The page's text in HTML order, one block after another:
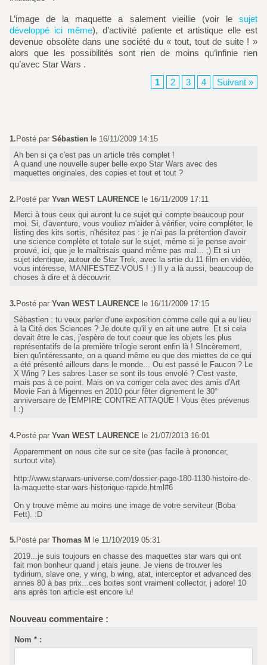
L’image de la maquette a salement vieillie (voir le sujet
développé ici même), d’activité patiente et artistique elle est
devenue obsolète dans une société du « tout, tout de suite ! »
alors que les possibilités sont rien de moins qu’infinie rien
qu’avec Star Wars .
1
2 3 4 Suivant »
1. Posté par Sébastien le 16/11/2009 14:15
Ah ben si ça c'est pas un article très complet !
A quand une nouvelle super belle expo Star Wars avec des
maquettes originales, des copies et tout et tout ?
2.Posté par Yvan WEST LAURENCE le 16/11/2009 17:11
Merci à tous ceux qui auront lu ce sujet qui compte beaucoup pour
moi. Si, d'aventure, vous vouliez m'aider à vérifier, voire compléter, le
listing des kits sortis, n'hésitez pas : je n'ai pas la prétention d'avoir
une science complète et totale sur le sujet, même si je pense avoir
prouvé, ici, que je le maîtrisais quand même pas mal... ;) Et si un
sujet identique, autour de Star Trek, avec la srtie du 11 film en vidéo,
vous intéresse, MANIFESTEZ-VOUS ! :) Il y a là aussi, beaucoup de
choses à dire et à découvrir.
3. Posté par Yvan WEST LAURENCE le 16/11/2009 17:15
Sébastien : tu veux parler d'une exposition comme celle qui a eu lieu
à la Cité des Sciences ? Je doute qu'il y en ait une autre. Et si cela
devait être le cas, j'espère de tout coeur que les objets les plus
représentatifs de la première trilogie seront enfin là ! SIncèrement,
bien qu'intéressante, on a quand même eu que des miettes de ce qui
a été présenté ailleurs dans le monde... Ou est passé le Faucon ? Le
X Wing ? Les sabres Laser se sont ils tous envolé ? C'est vaste,
mais pas à ce point. Mais on va corriger cela avec des amis d'Art
Movie Fan à Migennes en 2010 pour fêter dignement le 30°
anniversaire de l'EMPIRE CONTRE ATTAQUE ! Vous êtes prévenus
! :)
4.Posté par Yvan WEST LAURENCE le 21/07/2013 16:01
Apparemment on nous cite sur ce site (pas facile à prononcer,
surtout vite).
http://www.starwars-universe.com/dossier-page-180-1130-histoire-de-
la-maquette-star-wars-historique-rapide.html#6
On y trouve même au moins une image de votre serviteur (Boba
Fett). :D
5. Posté par Thomas M le 11/10/2019 05:31
2019...je suis toujours en chasse des maquettes star wars qui ont
fait mon bonheur quand j etais jeune. Je viens de trouver les
tydirium, slave one, y wing, b wing, atat, interceptor et advanced des
annes 80 à bas prix...ces boites sont vraiment collector, j adore! 10
ans après ton article est encore lu!
Nouveau commentaire :
Nom * :